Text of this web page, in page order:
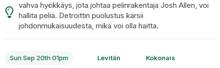
vahva hyökkäys, jota johtaa pelinrakentaja Josh Allen, voi
hallita peliä. Detroittin puolustus kärsii
johdonmukaisuudesta, mikä voi olla haitta.
Sun Sep 20th 01pm Levitän Kokonais